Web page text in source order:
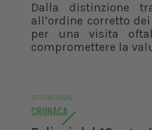
Dalla distinzione
all’ordine corretto
per una visita
compromettere la
07/08/2026
CRONACA